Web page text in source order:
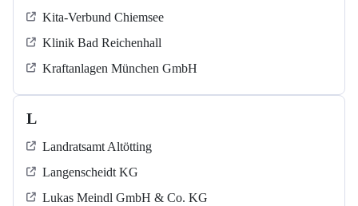
Kita-Verbund Chiemsee
Klinik Bad Reichenhall
Kraftanlagen München GmbH
L
Landratsamt Altötting
Langenscheidt KG
Lukas Meindl GmbH & Co. KG